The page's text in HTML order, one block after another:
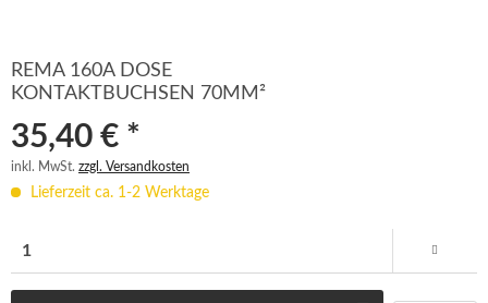
REMA 160A DOSE
KONTAKTBUCHSEN 70MM²
35,40 € *
inkl. MwSt. zzgl. Versandkosten
Lieferzeit ca. 1-2 Werktage